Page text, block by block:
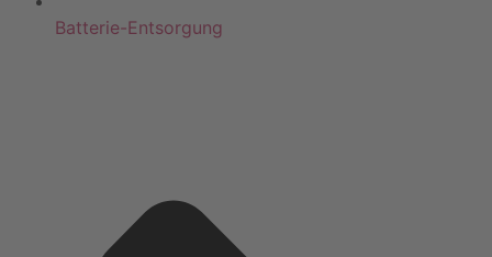
Batterie-Entsorgung